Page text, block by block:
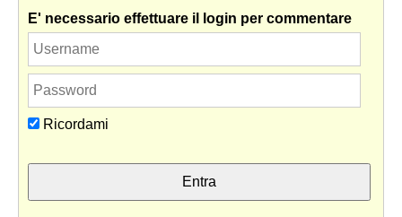
E' necessario effettuare il login per commentare
Ricordami